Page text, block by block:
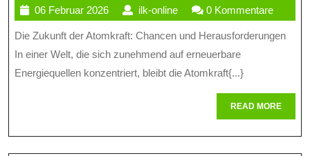
Der
Chancen
Und
06 Februar 202606
Februar
2026
ilk-onlineilk-
online
0 Kommentare
Die Zukunft der Atomkraft: Chancen und Herausforderungen
In einer Welt, die sich zunehmend auf erneuerbare
Energiequellen konzentriert, bleibt die Atomkraft{...}
READ MOREREAD
MORE